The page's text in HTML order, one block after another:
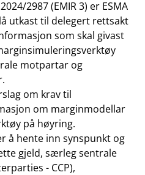
2987 (EMIR 3) er ESMA
utkast til delegert rettsakt
som skal givast
motpartar og
om krav til
om marginmodellar
på høyring.
å hente inn synspunkt og
gjeld, særleg sentrale
- CCP),